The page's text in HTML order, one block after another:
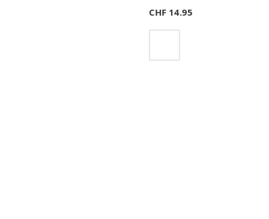
CHF 14.95